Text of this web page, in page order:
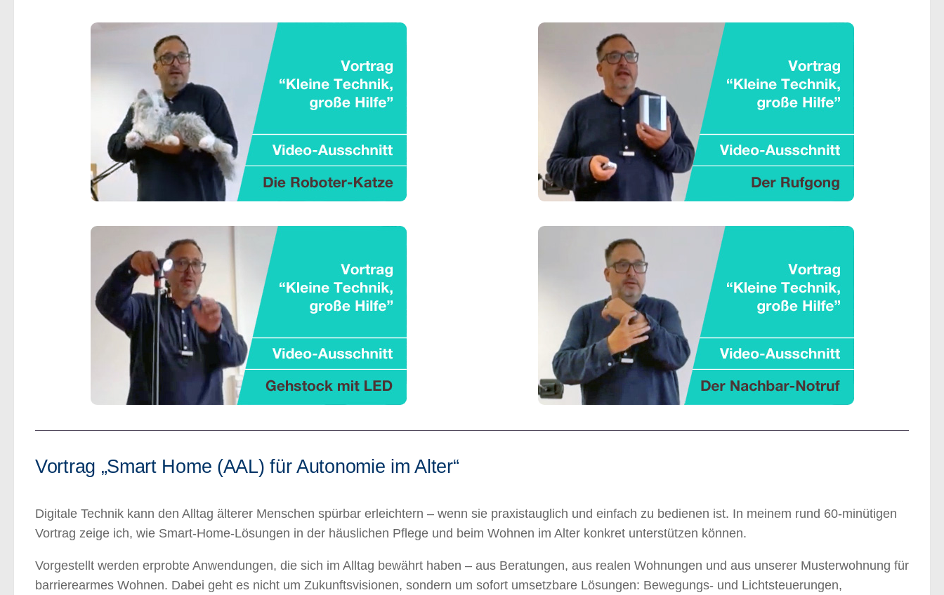
Vortrag „Smart Home (AAL) für Autonomie im Alter“
Digitale Technik kann den Alltag älterer Menschen spürbar erleichtern – wenn sie praxistauglich und einfach zu bedienen ist. In meinem rund 60-minütigen
Vortrag zeige ich, wie Smart-Home-Lösungen in der häuslichen Pflege und beim Wohnen im Alter konkret unterstützen können.
Vorgestellt werden erprobte Anwendungen, die sich im Alltag bewährt haben – aus Beratungen, aus realen Wohnungen und aus unserer Musterwohnung für
barrierearmes Wohnen. Dabei geht es nicht um Zukunftsvisionen, sondern um sofort umsetzbare Lösungen: Bewegungs- und Lichtsteuerungen,